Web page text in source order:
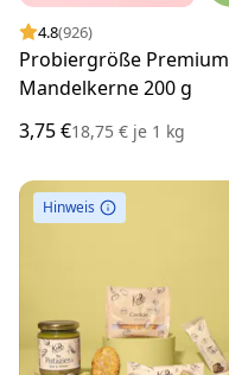
4.8(926)
Probiergröße Premium
Mandelkerne 200 g
3,75 €18,75 € je 1 kg
Hinweis